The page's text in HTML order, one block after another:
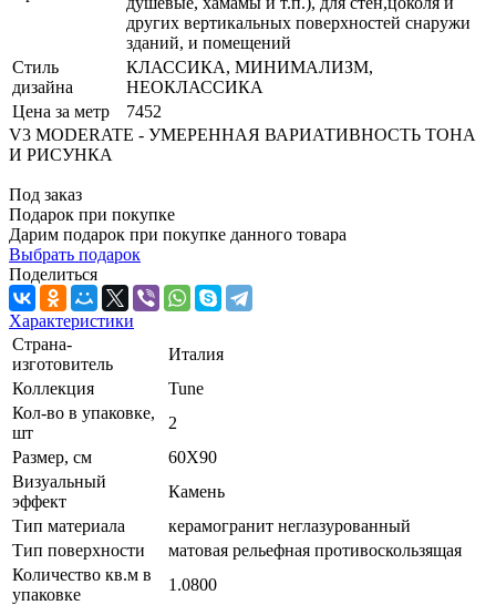
других вертикальных поверхностей снаружи
зданий, и помещений
Стиль
дизайна
КЛАССИКА, МИНИМАЛИЗМ,
НЕОКЛАССИКА
Цена за метр
7452
V3 MODERATE - УМЕРЕННАЯ ВАРИАТИВНОСТЬ ТОНА
И РИСУНКА
Под заказ
Подарок при покупке
Дарим подарок при покупке данного товара
Выбрать подарок
Поделиться
Характеристики
Страна-
изготовитель
Италия
Коллекция
Tune
Кол-во в упаковке,
шт
2
Размер, см
60X90
Визуальный
эффект
Камень
Тип материала
керамогранит неглазурованный
Тип поверхности
матовая рельефная противоскользящая
Количество кв.м в
упаковке
1.0800